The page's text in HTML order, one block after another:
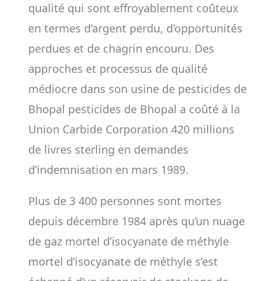
qualité qui sont effroyablement coûteux
en termes d’argent perdu, d’opportunités
perdues et de chagrin encouru. Des
approches et processus de qualité
médiocre dans son usine de pesticides de
Bhopal pesticides de Bhopal a coûté à la
Union Carbide Corporation 420 millions
de livres sterling en demandes
d’indemnisation en mars 1989.
Plus de 3 400 personnes sont mortes
depuis décembre 1984 après qu’un nuage
de gaz mortel d’isocyanate de méthyle
mortel d’isocyanate de méthyle s’est